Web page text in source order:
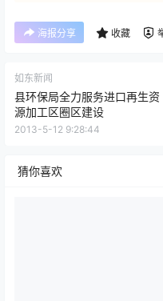
海报分享 收藏
如东新闻
县环保局全力服务进口再生资
源加工区圈区建设
2013-5-12 9:28:44
猜你喜欢